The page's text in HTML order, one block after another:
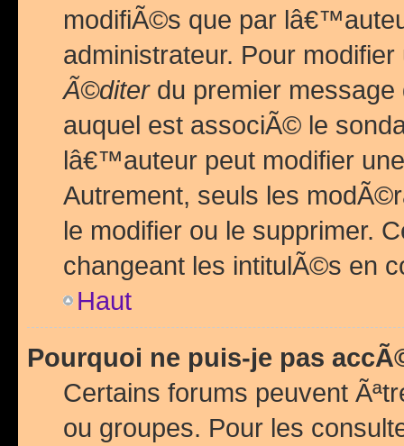
modifiÃ©s que par
administrateur. Pour
Ã©diterdu premier
auquel est associÃ© le
lâ€™auteur peut modifier
Autrement, seuls les
le modifier ou le supprimer.
changeant les intitulÃ©s en
Haut
Pourquoi ne puis-je pas
Certains forums peuvent
ou groupes. Pour les